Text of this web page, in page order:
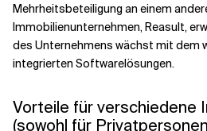
Mehrheitsbeteiligung an einem
Immobilienunternehmen, Reasult,
des Unternehmens wächst mit dem
integrierten Softwarelösungen.
Vorteile für verschiedene
(sowohl für